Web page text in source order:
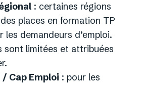
: certaines régions
places en formation TP
les demandeurs d’emploi.
sont limitées et attribuées
/ Cap Emploi : pour les